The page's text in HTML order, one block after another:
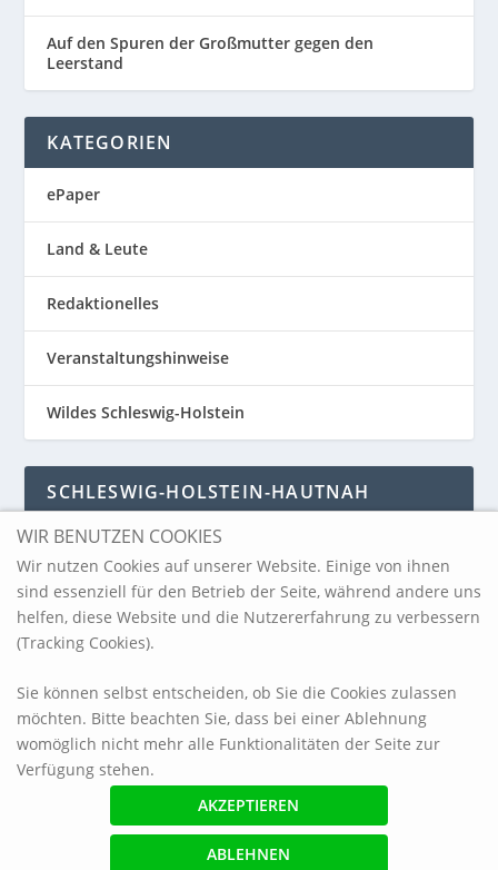
Auf den Spuren der Großmutter gegen den
Leerstand
KATEGORIEN
ePaper
Land & Leute
Redaktionelles
Veranstaltungshinweise
Wildes Schleswig-Holstein
SCHLESWIG-HOLSTEIN-HAUTNAH
Schleswig-Holstein-Hautnah
ARCHIV
© 2017 blickpunkt-sh.com
Impressum
Referenzen
Haftungsausschluss / Datenschutzerklärung
WIR BENUTZEN COOKIES
Wir nutzen Cookies auf unserer Website. Einige von ihnen
sind essenziell für den Betrieb der Seite, während andere uns
helfen, diese Website und die Nutzererfahrung zu verbessern
(Tracking Cookies).
Sie können selbst entscheiden, ob Sie die Cookies zulassen
möchten. Bitte beachten Sie, dass bei einer Ablehnung
womöglich nicht mehr alle Funktionalitäten der Seite zur
Verfügung stehen.